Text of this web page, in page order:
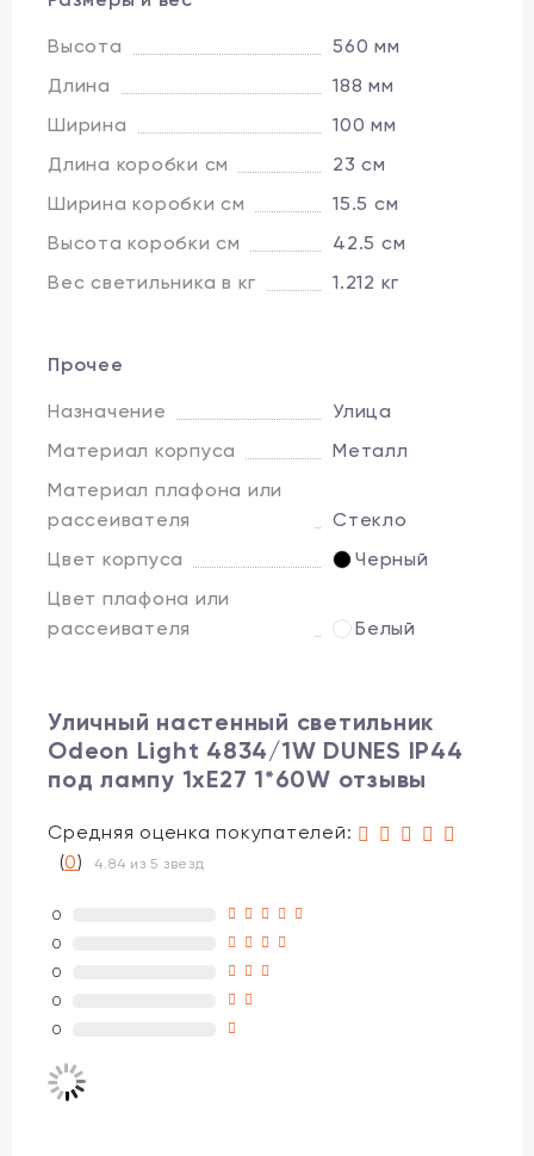
Высота
560 мм
Длина
188 мм
Ширина
100 мм
Длина коробки см
23 см
Ширина коробки см
15.5 см
Высота коробки см
42.5 см
Вес светильника в кг
1.212 кг
Прочее
Назначение
Улица
Материал корпуса
Металл
Материал плафона или
рассеивателя
Стекло
Цвет корпуса
Черный
Цвет плафона или
рассеивателя
Белый
Уличный настенный светильник
Odeon Light 4834/1W DUNES IP44
под лампу 1xE27 1*60W отзывы
Средняя оценка покупателей:
(0)4.84 из 5 звезд
0
0
0
0
0